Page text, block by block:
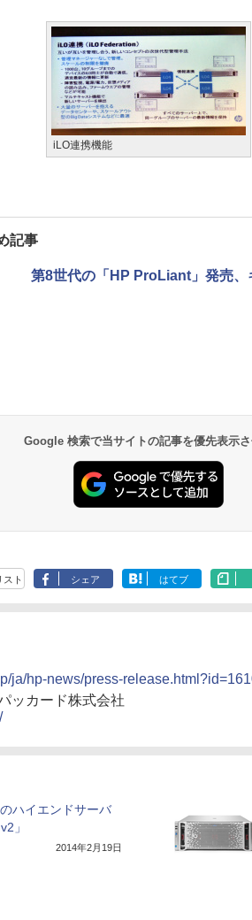
iLO連携機能
記事
第8世代の「HP ProLiant」発売、
Google 検索で当サイトの記事を優先表示
スト シェア はてブ
ja/hp-news/press-
ッカード株式会社
ハイエンドサーバ
」
2014年2月19日